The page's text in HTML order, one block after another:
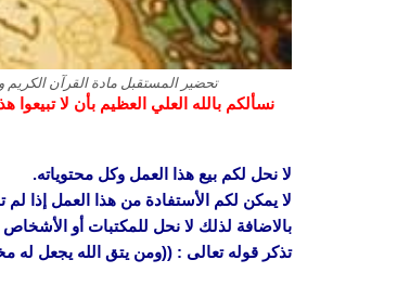
تحضير المستقبل مادة القرآن الكريم
نسألكم بالله العلي العظيم بأن لا
لا نحل لكم بيع هذا العمل وكل محتوياته.
لا يمكن لكم الأستفادة من هذا العمل إذا لم
بالاضافة لذلك لا نحل للمكتبات أو
تذكر قوله تعالى : ((ومن يتق الله يجعل